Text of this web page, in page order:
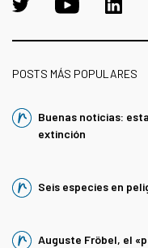
POSTS MÁS POPULARES
Buenas noticias:
extinción
Seis especies en
Auguste Fröbel, el